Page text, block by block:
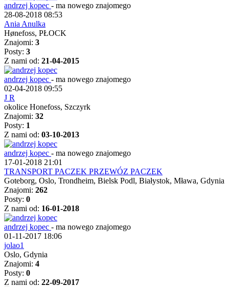
andrzej kopec - ma nowego znajomego
28-08-2018 08:53
Ania Anulka
Hønefoss, PŁOCK
Znajomi: 3
Posty: 3
Z nami od: 21-04-2015
andrzej kopec - ma nowego znajomego
02-04-2018 09:55
J R
okolice Honefoss, Szczyrk
Znajomi: 32
Posty: 1
Z nami od: 03-10-2013
andrzej kopec - ma nowego znajomego
17-01-2018 21:01
TRANSPORT PACZEK PRZEWÓZ PACZEK
Goteborg, Oslo, Trondheim, Bielsk Podl, Białystok, Mława, Gdynia
Znajomi: 262
Posty: 0
Z nami od: 16-01-2018
andrzej kopec - ma nowego znajomego
01-11-2017 18:06
jolao1
Oslo, Gdynia
Znajomi: 4
Posty: 0
Z nami od: 22-09-2017